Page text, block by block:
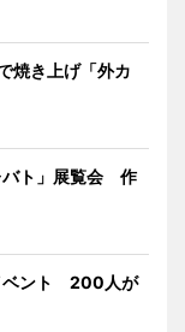
焼き上げ「外カ
バト」展覧会 作
ベント 200人が